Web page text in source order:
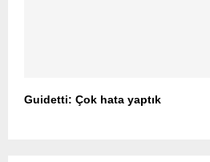
Guidetti: Çok hata yaptık